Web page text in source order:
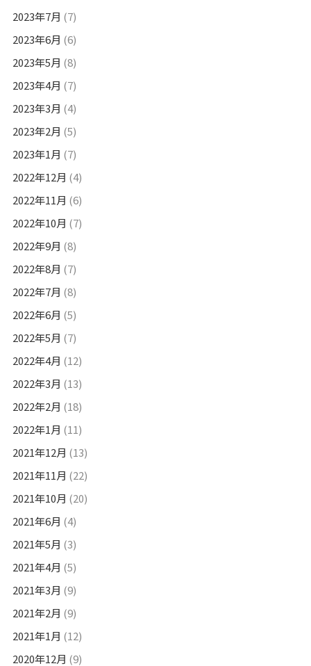
2023年7月 (7)
2023年6月 (6)
2023年5月 (8)
2023年4月 (7)
2023年3月 (4)
2023年2月 (5)
2023年1月 (7)
2022年12月 (4)
2022年11月 (6)
2022年10月 (7)
2022年9月 (8)
2022年8月 (7)
2022年7月 (8)
2022年6月 (5)
2022年5月 (7)
2022年4月 (12)
2022年3月 (13)
2022年2月 (18)
2022年1月 (11)
2021年12月 (13)
2021年11月 (22)
2021年10月 (20)
2021年6月 (4)
2021年5月 (3)
2021年4月 (5)
2021年3月 (9)
2021年2月 (9)
2021年1月 (12)
2020年12月 (9)